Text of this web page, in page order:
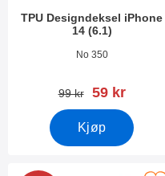
TPU Designdeksel iPhone
14 (6.1)
Varenummer 45029
No 350
gammel pris
99 kr ny pris
59 kr
Kjøp